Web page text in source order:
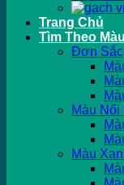
Trang Chủ
Tìm Theo
Đơn Sắc
Màu Nổi
Màu